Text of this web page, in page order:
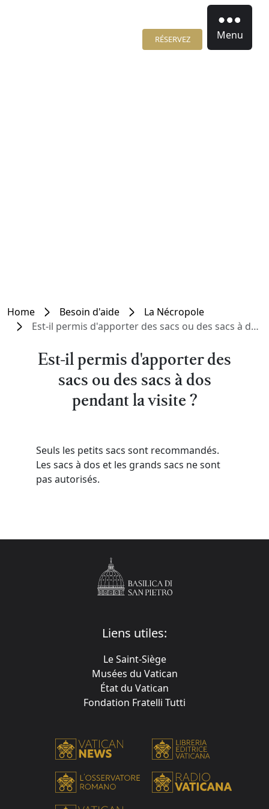
RÉSERVEZ Menu
Home Besoin d'aide
La Nécropole
Est-il permis d'apporter des sacs ou des sacs à dos pendant la visite ?
Est-il permis d'apporter des
sacs ou des sacs à dos
pendant la visite ?
Seuls les petits sacs sont recommandés.
Les sacs à dos et les grands sacs ne sont
pas autorisés.
Liens utiles:
Le Saint-Siège
Musées du Vatican
État du Vatican
Fondation Fratelli Tutti